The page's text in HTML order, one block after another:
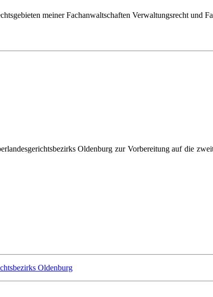
meiner Fachanwaltschaften Verwaltungsrecht und
Oldenburg zur Vorbereitung auf die
Oldenburg